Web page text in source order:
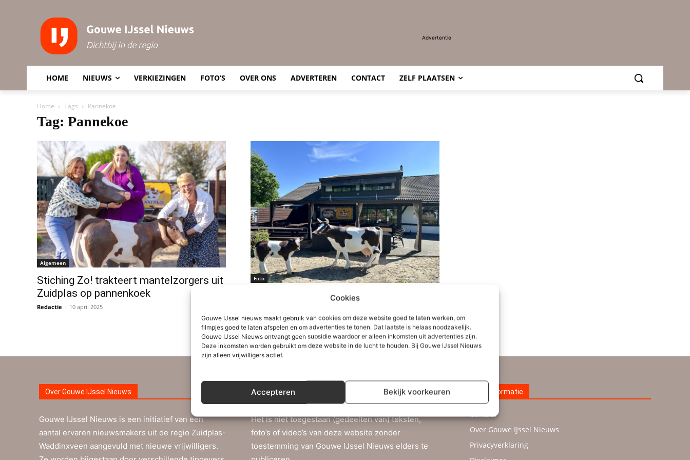
Cookies
Gouwe IJssel nieuws maakt gebruik van cookies om deze website goed te laten werken, om
filmpjes goed te laten afspelen en om advertenties te tonen. Dat laatste is helaas noodzakelijk.
Gouwe IJssel Nieuws ontvangt geen subsidie waardoor er alleen inkomsten uit advertenties zijn.
Deze inkomsten worden gebruikt om deze website in de lucht te houden. Bij Gouwe IJssel Nieuws
zijn alleen vrijwilligers actief.
Accepteren Bekijk voorkeuren
Advertentie
HOME NIEUWS VERKIEZINGEN FOTO’S OVER ONS ADVERTEREN CONTACT ZELF PLAATSEN
Home Tags Pannekoe
Tag: Pannekoe
Algemeen
Stiching Zo! trakteert mantelzorgers uit
Zuidplas op pannenkoek
Redactie - 10 april 2025
Foto
Strandgaper is nu Pannekoe
Over Gouwe IJssel Nieuws
Gouwe IJssel Nieuws is een initiatief van een
aantal ervaren nieuwsmakers uit de regio Zuidplas-
Waddinxveen aangevuld met nieuwe vrijwilligers.
Copyright
Het is niet toegestaan (gedeelten van) teksten,
foto’s of video’s van deze website zonder
toestemming van Gouwe IJssel Nieuws elders te
Meer informatie
Contact
Over Gouwe IJssel Nieuws
Privacyverklaring